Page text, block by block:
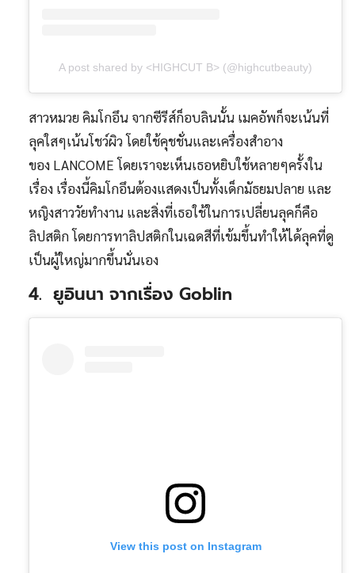
A post shared by <HIGHCUT B> (@highcutbeauty)
สาวหมวย คิมโกอึน จากซีรีส์ก็อบลินนั้น เมคอัพก็จะเน้นที่
ลุคใสๆเน้นโชว์ผิว โดยใช้คุชชั่นและเครื่องสำอาง
ของ LANCOME โดยเราจะเห็นเธอหยิบใช้หลายๆครั้งใน
เรื่อง เรื่องนี้คิมโกอึนต้องแสดงเป็นทั้งเด็กมัธยมปลาย และ
หญิงสาววัยทำงาน และสิ่งที่เธอใช้ในการเปลี่ยนลุคก็คือ
ลิปสติก โดยการทาลิปสติกในเฉดสีที่เข้มขึ้นทำให้ได้ลุคที่ดู
เป็นผู้ใหญ่มากขึ้นนั่นเอง
4. ยูอินนา จากเรื่อง Goblin
View this post on Instagram